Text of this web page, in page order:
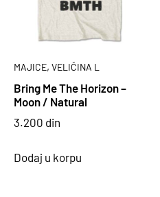
MAJICE, VELIČINA L
Bring Me The Horizon –
Moon / Natural
3.200 din
Dodaj u korpu